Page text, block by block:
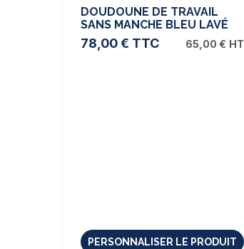
DOUDOUNE DE TRAVAIL
SANS MANCHE BLEU LAVÉ
78,00 € TTC 65,00 € HT
PERSONNALISER LE PRODUIT